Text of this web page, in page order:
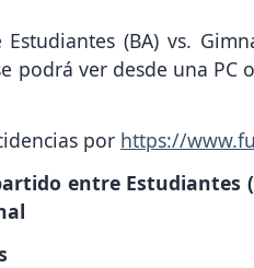
Estudiantes (BA) vs.
podrá ver desde una
por https://
entre Estudiantes